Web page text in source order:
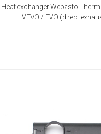
Heat exchanger Webasto
VEVO / EVO (direct